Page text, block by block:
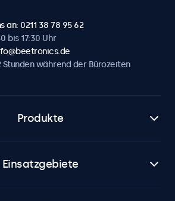
an: 0211 38 78 95 62
bis 17:30 Uhr
während der Bürozeiten
Produkte
Einsatzgebiete